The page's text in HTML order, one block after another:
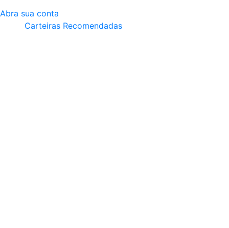
Abra sua conta
Carteiras Recomendadas